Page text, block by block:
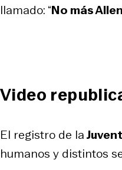
llamado: “No más
Video
El registro de la
humanos y distintos